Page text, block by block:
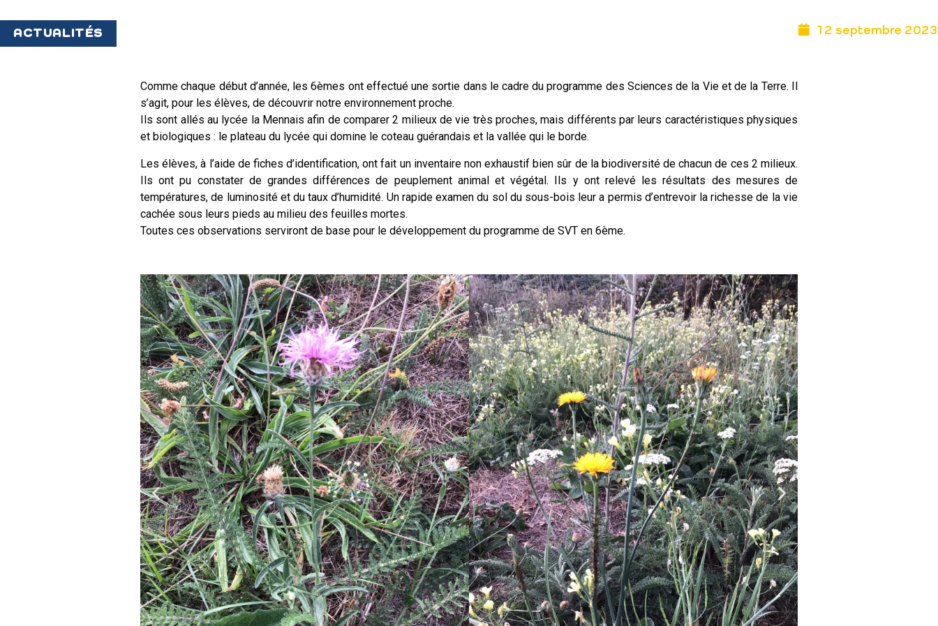
ACTUALITÉS 12 septembre 2023
Comme chaque début d’année, les 6èmes ont effectué une sortie dans le cadre du programme des Sciences de la Vie et de la Terre. Il
s’agit, pour les élèves, de découvrir notre environnement proche.
Ils sont allés au lycée la Mennais afin de comparer 2 milieux de vie très proches, mais différents par leurs caractéristiques physiques
et biologiques : le plateau du lycée qui domine le coteau guérandais et la vallée qui le borde.
Les élèves, à l’aide de fiches d’identification, ont fait un inventaire non exhaustif bien sûr de la biodiversité de chacun de ces 2 milieux.
Ils ont pu constater de grandes différences de peuplement animal et végétal. Ils y ont relevé les résultats des mesures de
températures, de luminosité et du taux d’humidité. Un rapide examen du sol du sous-bois leur a permis d’entrevoir la richesse de la vie
cachée sous leurs pieds au milieu des feuilles mortes.
Toutes ces observations serviront de base pour le développement du programme de SVT en 6ème.